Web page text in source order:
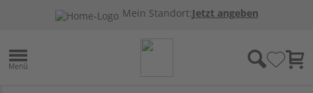
Mein Standort:Jetzt angeben